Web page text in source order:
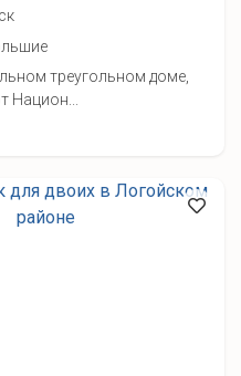
треугольном доме,
Национ...